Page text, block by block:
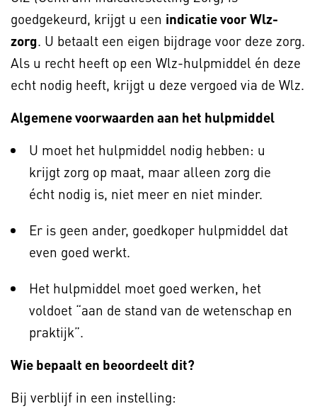
goedgekeurd, krijgt u een indicatie voor Wlz-
zorg. U betaalt een eigen bijdrage voor deze zorg.
Als u recht heeft op een Wlz-hulpmiddel én deze
echt nodig heeft, krijgt u deze vergoed via de Wlz.
Algemene voorwaarden aan het hulpmiddel
U moet het hulpmiddel nodig hebben: u
krijgt zorg op maat, maar alleen zorg die
écht nodig is, niet meer en niet minder.
Er is geen ander, goedkoper hulpmiddel dat
even goed werkt.
Het hulpmiddel moet goed werken, het
voldoet “aan de stand van de wetenschap en
praktijk”.
Wie bepaalt en beoordeelt dit?
Bij verblijf in een instelling: